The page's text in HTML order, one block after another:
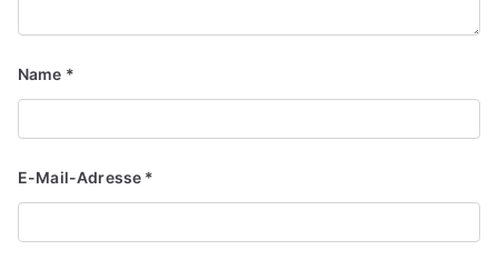
Name *
E-Mail-Adresse *